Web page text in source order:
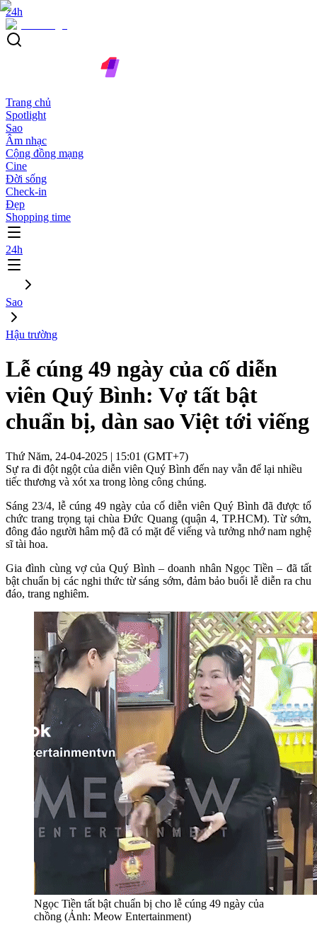
24h
Trang chủ
Spotlight
Sao
Âm nhạc
Cộng đồng mạng
Cine
Đời sống
Check-in
Đẹp
Shopping time
24h
Sao
Hậu trường
Lễ cúng 49 ngày của cố diễn
viên Quý Bình: Vợ tất bật
chuẩn bị, dàn sao Việt tới viếng
Thứ Năm, 24-04-2025 | 15:01 (GMT+7)
Sự ra đi đột ngột của diễn viên Quý Bình đến nay vẫn để lại nhiều
tiếc thương và xót xa trong lòng công chúng.
Sáng 23/4, lễ cúng 49 ngày của cố diễn viên Quý Bình đã được tổ
chức trang trọng tại chùa Đức Quang (quận 4, TP.HCM). Từ sớm,
đông đảo người hâm mộ đã có mặt để viếng và tưởng nhớ nam nghệ
sĩ tài hoa.
Gia đình cùng vợ của Quý Bình – doanh nhân Ngọc Tiền – đã tất
bật chuẩn bị các nghi thức từ sáng sớm, đảm bảo buổi lễ diễn ra chu
đáo, trang nghiêm.
Ngọc Tiền tất bật chuẩn bị cho lễ cúng 49 ngày của
chồng (Ảnh: Meow Entertainment)